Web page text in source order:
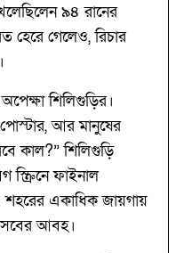
৯৪ রানের
হেরে গেলেও, রিচার
শিলিগুড়ির।
পোস্টার, আর মানুষের
কাল?” শিলিগুড়ি
স্ক্রিনে ফাইনাল
একাধিক জায়গায়
আবহ।